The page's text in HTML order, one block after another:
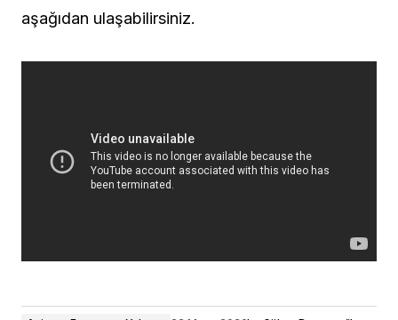
aşağıdan ulaşabilirsiniz.